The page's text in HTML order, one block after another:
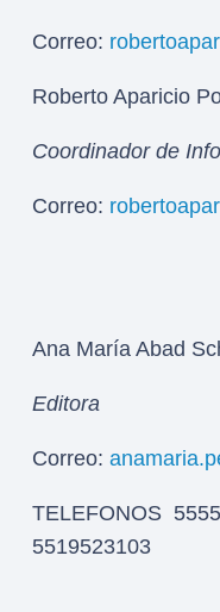
Correo:
Roberto Aparicio
Coordinador de
Correo:
Ana María Abad
Editora
Correo:
TELEFONOS
5519523103